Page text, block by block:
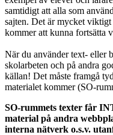
samtidigt att alla som
sajten. Det är mycket
kommer att kunna fortsätta
När du använder text- eller
skolarbeten och på andra
källan! Det måste framgå
materialet kommer (SO-
SO-rummets texter får
material på andra
interna nätverk o.s.v.